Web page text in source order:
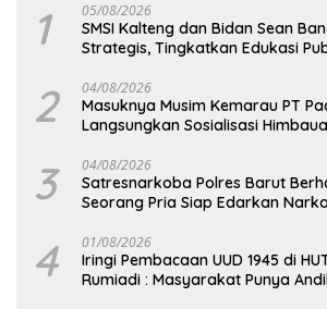
1 05/08/2026
SMSI Kalteng dan Bidan Sean
Strategis, Tingkatkan Edukasi
2 04/08/2026
Masuknya Musim Kemarau PT
Langsungkan Sosialisasi
3 04/08/2026
Satresnarkoba Polres Barut
Seorang Pria Siap Edarkan
4 01/08/2026
Iringi Pembacaan UUD 1945 di
Rumiadi : Masyarakat Punya Andil